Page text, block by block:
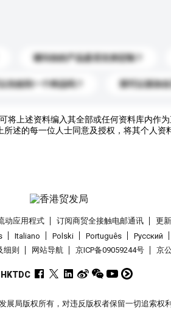
请问你的产品是否支持定制？
先收到一个样品吗？ 我可以添加
将上述资料编入其全部或任何资料库内作
述的每一位人士同意及授权，将其个人资
动应用程式 订阅商贸全接触电邮通讯 更
Italiano Polski Português Pусский
细则 网站导航 京ICP备09059244号 京
展局版权所有，对违反版权者保留一切追索权利